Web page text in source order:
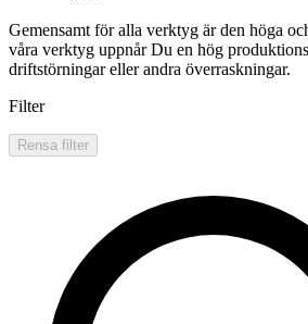
Gemensamt för alla verktyg är den höga
våra verktyg uppnår Du en hög
driftstörningar eller andra överraskningar.
Filter
Rensa filter